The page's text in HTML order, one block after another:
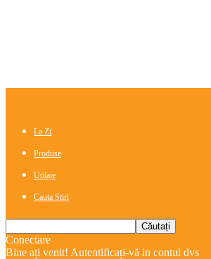
La Zi
Produse
Utilaje
Cauta Stiri
Conectare
Bine ați venit! Autentificați-vă in contul dvs